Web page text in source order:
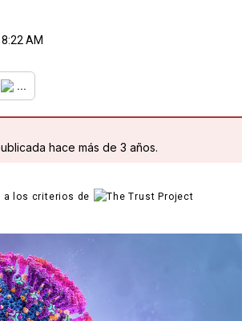
AM
...
hace más de 3 años.
a los criterios de